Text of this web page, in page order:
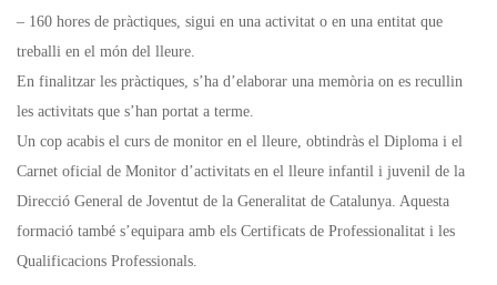
– 160 hores de pràctiques, sigui en una activitat o en una entitat que
treballi en el món del lleure.
En finalitzar les pràctiques, s’ha d’elaborar una memòria on es recullin
les activitats que s’han portat a terme.
Un cop acabis el curs de monitor en el lleure, obtindràs el Diploma i el
Carnet oficial de Monitor d’activitats en el lleure infantil i juvenil de la
Direcció General de Joventut de la Generalitat de Catalunya. Aquesta
formació també s’equipara amb els Certificats de Professionalitat i les
Qualificacions Professionals.